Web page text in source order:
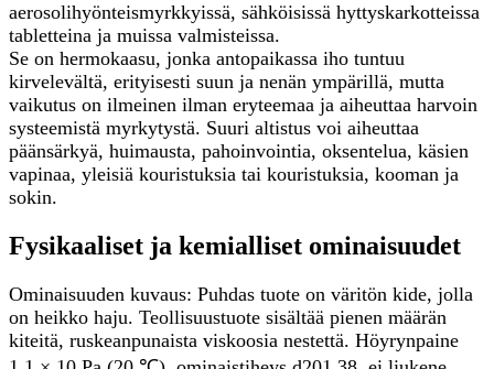
aerosolihyönteismyrkkyissä, sähköisissä hyttyskarkotteissa
tabletteina ja muissa valmisteissa.
Se on hermokaasu, jonka antopaikassa iho tuntuu
kirvelevältä, erityisesti suun ja nenän ympärillä, mutta
vaikutus on ilmeinen ilman eryteemaa ja aiheuttaa harvoin
systeemistä myrkytystä. Suuri altistus voi aiheuttaa
päänsärkyä, huimausta, pahoinvointia, oksentelua, käsien
vapinaa, yleisiä kouristuksia tai kouristuksia, kooman ja
sokin.
Fysikaaliset ja kemialliset ominaisuudet
Ominaisuuden kuvaus: Puhdas tuote on väritön kide, jolla
on heikko haju. Teollisuustuote sisältää pienen määrän
kiteitä, ruskeanpunaista viskoosia nestettä. Höyrynpaine